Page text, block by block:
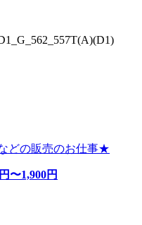
どの販売のお仕事★
円〜1,900円